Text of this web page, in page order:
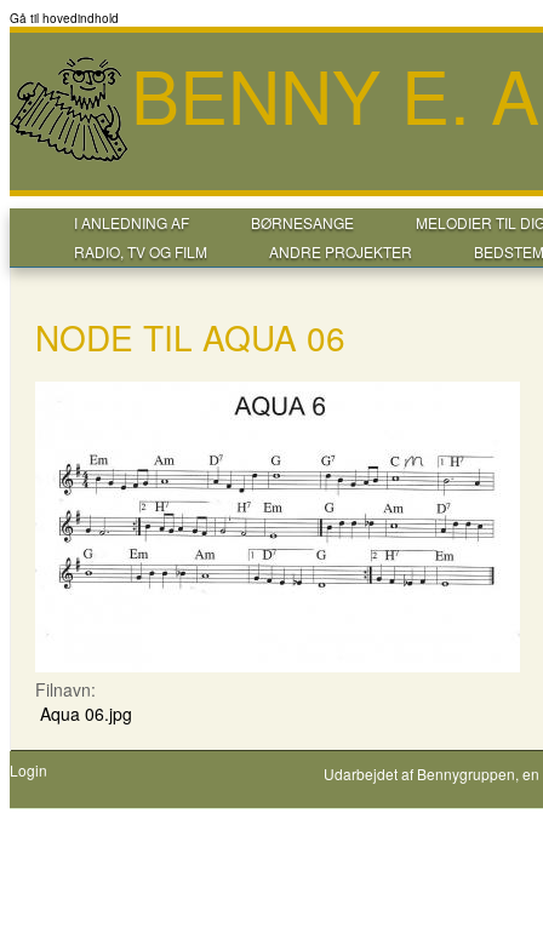
Gå til hovedindhold
BENNY E.
I ANLEDNING AF BØRNESANGE
MELODIER TIL
RADIO, TV OG FILM
ANDRE PROJEKTER
NODE TIL AQUA 06
Filnavn:
Aqua 06.jpg
Login Udarbejdet af Bennygruppen,